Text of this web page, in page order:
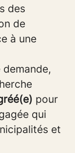
des
de
à une
pour
qui
et